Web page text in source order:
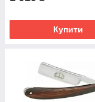
Дерев'яна
утримання
Купити